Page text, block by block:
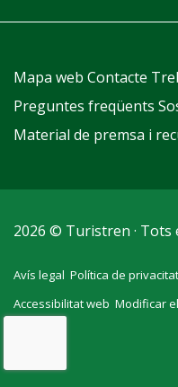
Mapa web Contacte
Preguntes freqüents
Material de premsa i
2026 © Turistren · Tots
Avís legal Política de privacitat
Accessibilitat web Modificar